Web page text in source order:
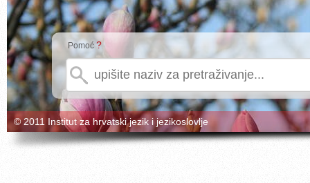
Pomoć ?
© 2011 Institut za hrvatski jezik i jezikoslovlje